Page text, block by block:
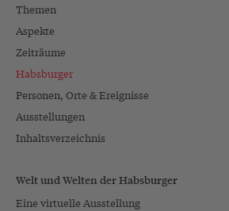
Themen
Aspekte
Zeiträume
Habsburger
Personen, Orte & Ereignisse
Ausstellungen
Inhaltsverzeichnis
Welt und Welten der Habsburger
Eine virtuelle Ausstellung